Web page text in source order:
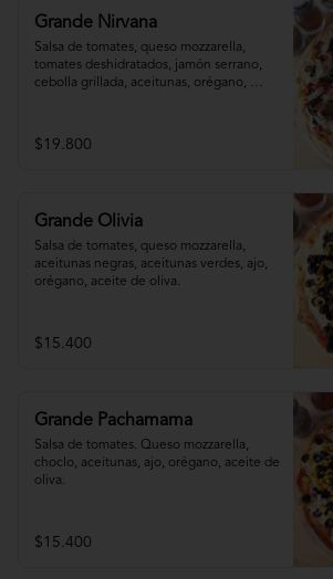
Grande Nirvana
Salsa de tomates, queso mozzarella,
tomates deshidratados, jamón serrano,
cebolla grillada, aceitunas, orégano,
$19.800
Grande Olivia
Salsa de tomates, queso mozzarella,
aceitunas negras, aceitunas verdes, ajo,
orégano, aceite de oliva.
$15.400
Grande Pachamama
Salsa de tomates. Queso mozzarella,
choclo, aceitunas, ajo, orégano, aceite de
oliva.
$15.400